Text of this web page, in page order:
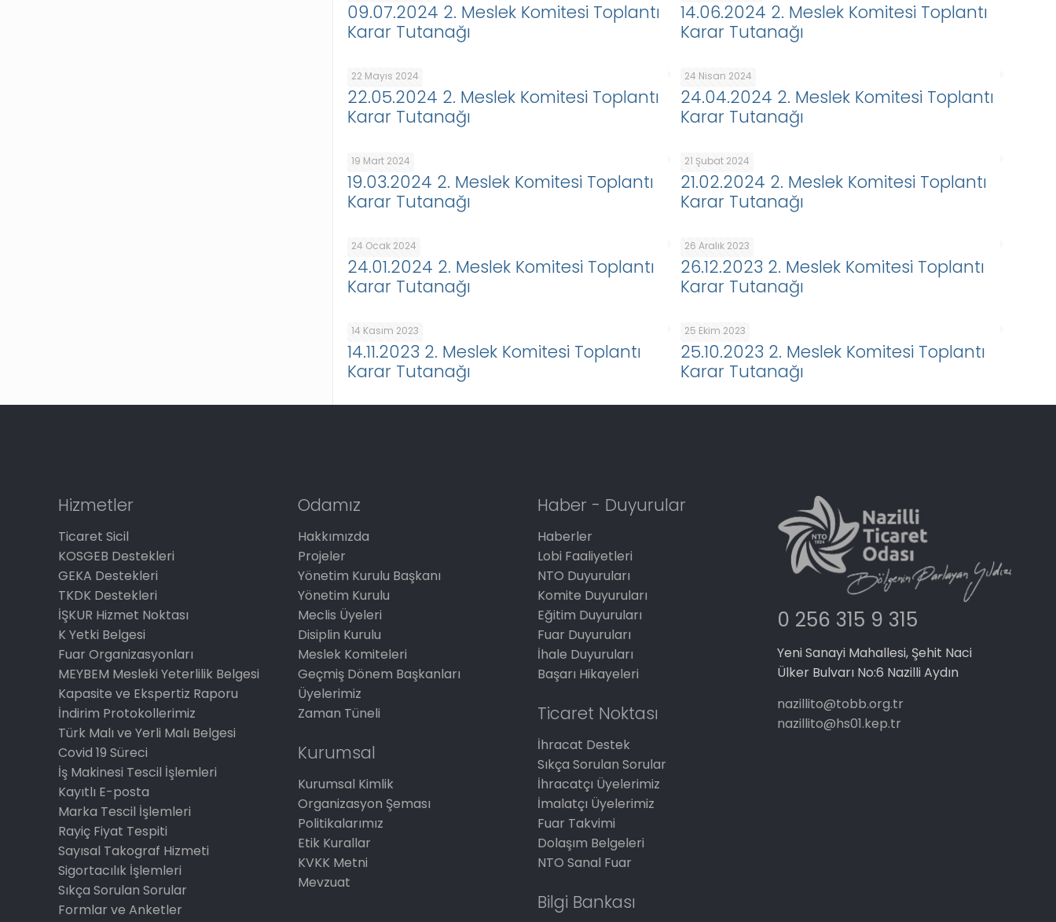
09.07.2024 2. Meslek Komitesi Toplantı
Karar Tutanağı
14.06.2024 2. Meslek Komitesi Toplantı
Karar Tutanağı
22 Mayıs 2024
22.05.2024 2. Meslek Komitesi Toplantı
Karar Tutanağı
24 Nisan 2024
24.04.2024 2. Meslek Komitesi Toplantı
Karar Tutanağı
19 Mart 2024
19.03.2024 2. Meslek Komitesi Toplantı
Karar Tutanağı
21 Şubat 2024
21.02.2024 2. Meslek Komitesi Toplantı
Karar Tutanağı
24 Ocak 2024
24.01.2024 2. Meslek Komitesi Toplantı
Karar Tutanağı
26 Aralık 2023
26.12.2023 2. Meslek Komitesi Toplantı
Karar Tutanağı
14 Kasım 2023
14.11.2023 2. Meslek Komitesi Toplantı
Karar Tutanağı
25 Ekim 2023
25.10.2023 2. Meslek Komitesi Toplantı
Karar Tutanağı
Hizmetler
Ticaret Sicil
KOSGEB Destekleri
GEKA Destekleri
TKDK Destekleri
İŞKUR Hizmet Noktası
K Yetki Belgesi
Fuar Organizasyonları
MEYBEM Mesleki Yeterlilik Belgesi
Kapasite ve Ekspertiz Raporu
İndirim Protokollerimiz
Türk Malı ve Yerli Malı Belgesi
Covid 19 Süreci
İş Makinesi Tescil İşlemleri
Kayıtlı E-posta
Marka Tescil İşlemleri
Rayiç Fiyat Tespiti
Sayısal Takograf Hizmeti
Sigortacılık İşlemleri
Sıkça Sorulan Sorular
Formlar ve Anketler
Odamız
Hakkımızda
Projeler
Yönetim Kurulu Başkanı
Yönetim Kurulu
Meclis Üyeleri
Disiplin Kurulu
Meslek Komiteleri
Geçmiş Dönem Başkanları
Üyelerimiz
Zaman Tüneli
Kurumsal
Kurumsal Kimlik
Organizasyon Şeması
Politikalarımız
Etik Kurallar
KVKK Metni
Mevzuat
Haber - Duyurular
Haberler
Lobi Faaliyetleri
NTO Duyuruları
Komite Duyuruları
Eğitim Duyuruları
Fuar Duyuruları
İhale Duyuruları
Başarı Hikayeleri
Ticaret Noktası
İhracat Destek
Sıkça Sorulan Sorular
İhracatçı Üyelerimiz
İmalatçı Üyelerimiz
Fuar Takvimi
Dolaşım Belgeleri
NTO Sanal Fuar
Bilgi Bankası
0 256 315 9 315
Yeni Sanayi Mahallesi, Şehit Naci
Ülker Bulvarı No:6 Nazilli Aydın
nazillito@tobb.org.tr
nazillito@hs01.kep.tr